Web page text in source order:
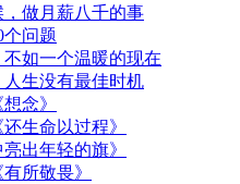
做月薪八千的事
个问题
如一个温暖的现在
生没有最佳时机
念》
生命以过程》
出年轻的旗》
所敬畏》